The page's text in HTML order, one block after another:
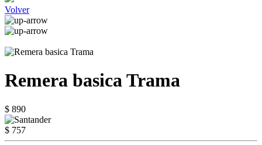
Volver
Remera basica Trama
$ 890
$ 757